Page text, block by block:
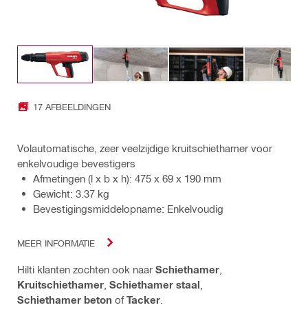
17 AFBEELDINGEN
Volautomatische, zeer veelzijdige kruitschiethamer voor
enkelvoudige bevestigers
Afmetingen (l x b x h): 475 x 69 x 190 mm
Gewicht: 3.37 kg
Bevestigingsmiddelopname: Enkelvoudig
MEER INFORMATIE
Hilti klanten zochten ook naar Schiethamer
Kruitschiethamer Schiethamer staal
Schiethamer beton ofTacker